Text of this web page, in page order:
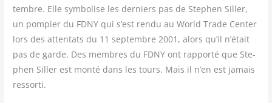
tembre. Elle sym­bo­lise les der­niers pas de Ste­phen Siller,
un pom­pier du FDNY qui s’est ren­du au World Trade Cen­ter
lors des atten­tats du 11 sep­tembre 2001, alors qu’il n’était
pas de garde. Des membres du FDNY ont rap­por­té que Ste­
phen Siller est mon­té dans les tours. Mais il n’en est jamais
ressorti.